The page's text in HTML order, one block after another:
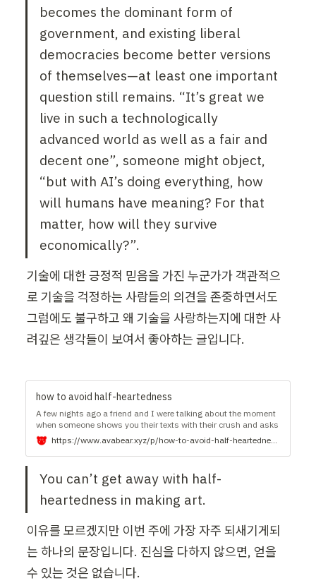
becomes the dominant form of
government, and existing liberal
democracies become better versions
of themselves—at least one important
question still remains. “It’s great we
live in such a technologically
advanced world as well as a fair and
decent one”, someone might object,
“but with AI’s doing everything, how
will humans have meaning? For that
matter, how will they survive
economically?”.
기술에 대한 긍정적 믿음을 가진 누군가가 객관적으
로 기술을 걱정하는 사람들의 의견을 존중하면서도
그럼에도 불구하고 왜 기술을 사랑하는지에 대한 사
려깊은 생각들이 보여서 좋아하는 글입니다.
how to avoid half-heartedness
A few nights ago a friend and I were talking about the moment
when someone shows you their texts with their crush and asks
you to analyze it with them, i.e.
You can’t get away with half-
heartedness in making art.
이유를 모르겠지만 이번 주에 가장 자주 되새기게되
는 하나의 문장입니다. 진심을 다하지 않으면, 얻을
수 있는 것은 없습니다.